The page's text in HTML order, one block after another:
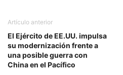
Artículo anterior
El Ejército de EE.UU. impulsa
su modernización frente a
una posible guerra con
China en el Pacífico